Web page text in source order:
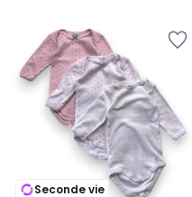
Seconde vie